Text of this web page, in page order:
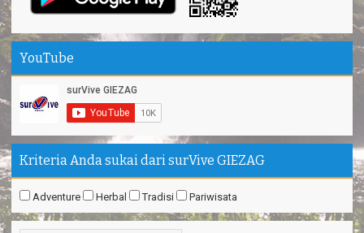
YouTube
Kriteria Anda sukai dari surVive GIEZAG
Adventure Herbal Tradisi Pariwisata